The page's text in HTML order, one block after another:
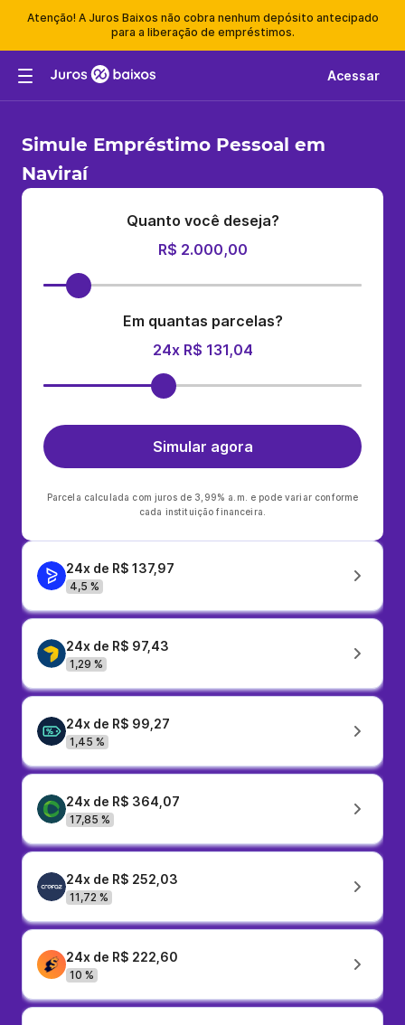
Atenção! A Juros Baixos não cobra nenhum depósito antecipado
para a liberação de empréstimos.
Acessar
Simule Empréstimo Pessoal em
Naviraí
Quanto você deseja?
R$ 2.000,00
Em quantas parcelas?
24x R$ 131,04
Simular agora
Parcela calculada com juros de 3,99% a.m. e pode variar conforme
cada instituição financeira.
24x de R$ 137,97
4,5 %
24x de R$ 97,43
1,29 %
24x de R$ 99,27
1,45 %
24x de R$ 364,07
17,85 %
24x de R$ 252,03
11,72 %
24x de R$ 222,60
10 %